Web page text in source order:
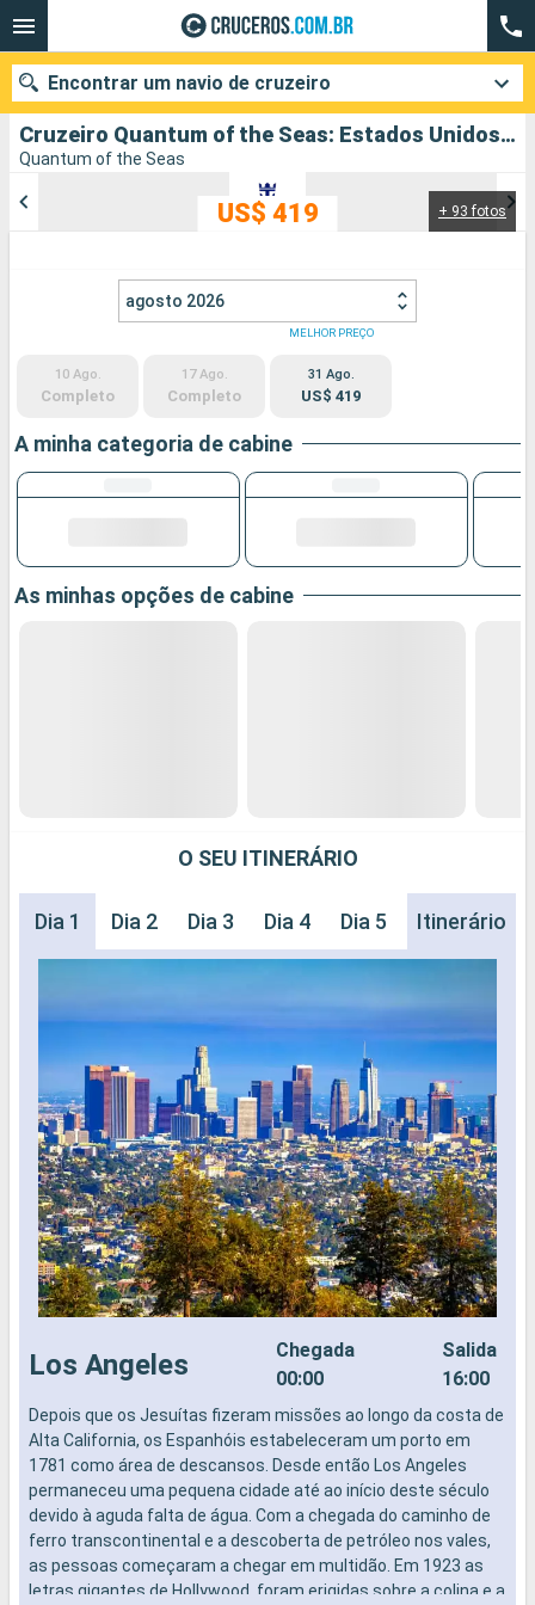
Cruzeiro Quantum of the Seas: Estados Unidos, México partindo de Los Angeles
Quantum of the Seas
+ 93 fotos
US$ 419
agosto 2026
10 Ago.
Completo
17 Ago.
Completo
MELHOR PREÇO
31 Ago.
US$ 419
A minha categoria de cabine
As minhas opções de cabine
O SEU ITINERÁRIO
Dia 1 Dia 2 Dia 3 Dia 4 Dia 5 Itinerário
Los Angeles
Chegada
00:00
Salida
16:00
Depois que os Jesuítas fizeram missões ao longo da costa de
Alta California, os Espanhóis estabeleceram um porto em
1781 como área de descansos. Desde então Los Angeles
permaneceu uma pequena cidade até ao início deste século
devido à aguda falta de água. Com a chegada do caminho de
ferro transcontinental e a descoberta de petróleo nos vales,
as pessoas começaram a chegar em multidão. Em 1923 as
letras gigantes de Hollywood, foram erigidas sobre a colina e a
Encontrar um navio de cruzeiro
Companhias
Pesquisar